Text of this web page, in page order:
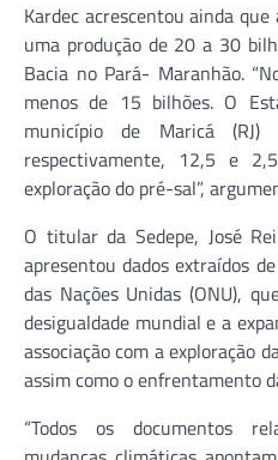
Kardec acrescentou ainda
uma produção de 20 a 30
Bacia no Pará- Maranhão.
menos de 15 bilhões. O
município de Maricá
respectivamente, 12,5 e
exploração do pré-sal”,
O titular da Sedepe, José
apresentou dados extraídos
das Nações Unidas (ONU),
desigualdade mundial e a
associação com a exploração
assim como o enfrentamento
“Todos os documentos